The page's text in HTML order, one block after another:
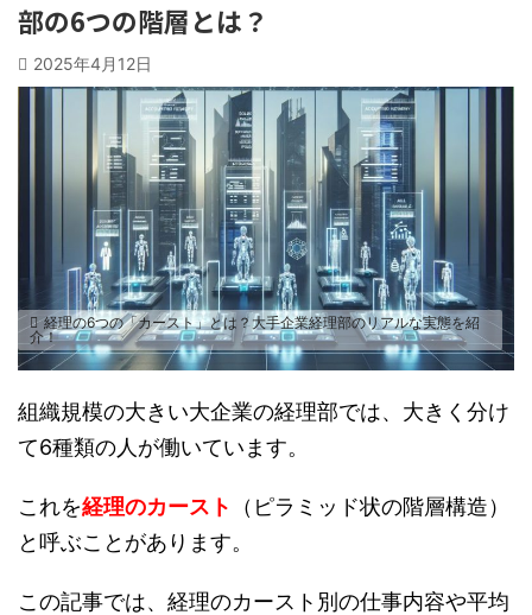
部の6つの階層とは？
2025年4月12日
経理の6つの「カースト」とは？大手企業経理部のリアルな実態を紹
介！
組織規模の大きい大企業の経理部では、大きく分け
て6種類の人が働いています。
これを経理のカースト
（ピラミッド状の階層構造）
と呼ぶことがあります。
この記事では、経理のカースト別の仕事内容や平均